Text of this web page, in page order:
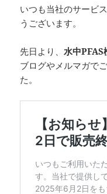
いつも当社のサービ
うございます。
先日より、水中PFAS
ブログやメルマガで
た。